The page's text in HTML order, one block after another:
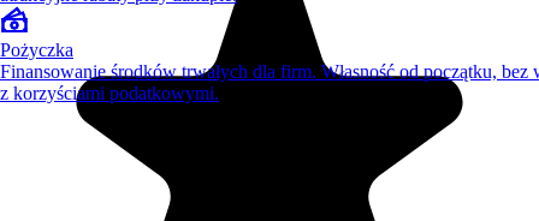
Pożyczka
Finansowanie środków trwałych dla firm. Własność od początku, bez
z korzyściami podatkowymi.